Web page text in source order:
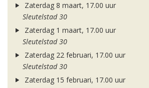
Zaterdag 8 maart, 17.00 uur
Sleutelstad 30
Zaterdag 1 maart, 17.00 uur
Sleutelstad 30
Zaterdag 22 februari, 17.00 uur
Sleutelstad 30
Zaterdag 15 februari, 17.00 uur